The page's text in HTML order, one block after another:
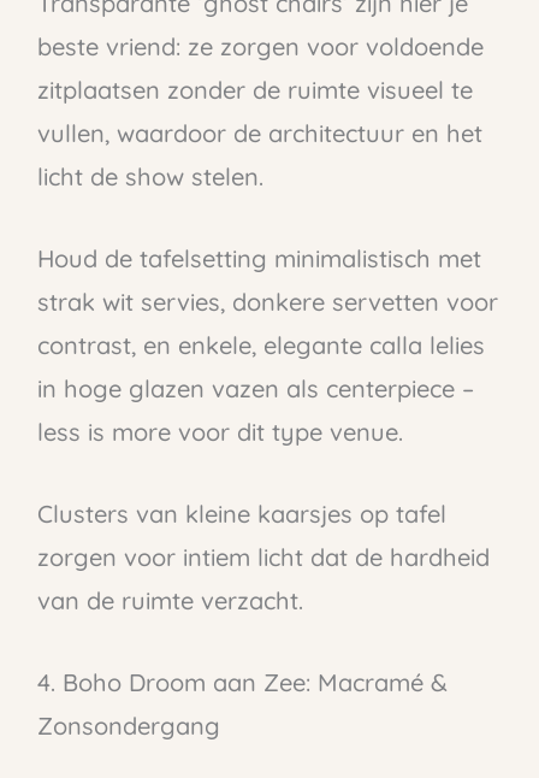
beste vriend: ze zorgen voor voldoende
zitplaatsen zonder de ruimte visueel te
vullen, waardoor de architectuur en het
licht de show stelen.
Houd de tafelsetting minimalistisch met
strak wit servies, donkere servetten voor
contrast, en enkele, elegante calla lelies
in hoge glazen vazen als centerpiece –
less is more voor dit type venue.
Clusters van kleine kaarsjes op tafel
zorgen voor intiem licht dat de hardheid
van de ruimte verzacht.
4. Boho Droom aan Zee: Macramé &
Zonsondergang